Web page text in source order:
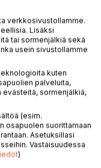
johdattelee
toimivat
lihashuoltoon ja
mitä oman
verkkosivustollamme.
Lisäksi
tai sormenjälkiä sekä
usein sivustollamme
kuten
palveluita,
sormenjälkiä,
(esim.
osapuolen suorittamaan
Asetuksillasi
Vastaisuudessa
)